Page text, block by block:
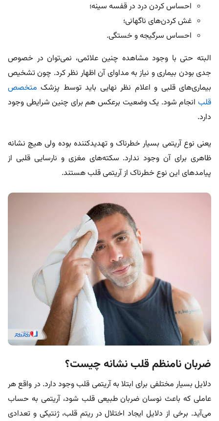
احساس کردن درد در قفسه سینه؛
غش کردن‌های ناگهانی؛
احساس سرگیجه و خستگی.
البته حتی با وجود مشاهده چنین علائمی، نمی‌توان در خصوص
جدی بودن بیماری و نیاز به مداوای آن اظهار نظر کرد. چون تشخیص
بیماری‌های قلبی و اعلام نظر نهایی باید توسط پزشک متخصص
قلب انجام شود. یک وضعیت برعکس هم برای چنین شرایطی وجود
دارد.
یعنی نوع آریتمی بسیار خطرناک و تهدید‌کننده بوده ولی هیچ نشانه
ظاهری برای آن وجود ندارد. سکته‌های مغزی و نارسایی قلبی از
پیامد‌های این نوع خطرناک از آریتمی قلب هستند.
ضربان نامنظم قلب نشانه چیست؟
دلایل بسیار مختلفی برای ابتلا به آریتمی قلب وجود دارد. در واقع هر
عاملی که باعث نوسان ضربان طبیعی قلب شود، آریتمی به حساب
می‌آید. برخی از دلایل ایجاد اختلال در ریتم قلب، ژنتیکی و تعدادی